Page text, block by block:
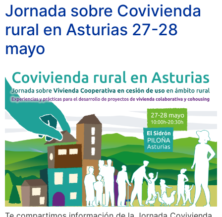
Jornada sobre Covivienda
rural en Asturias 27-28
mayo